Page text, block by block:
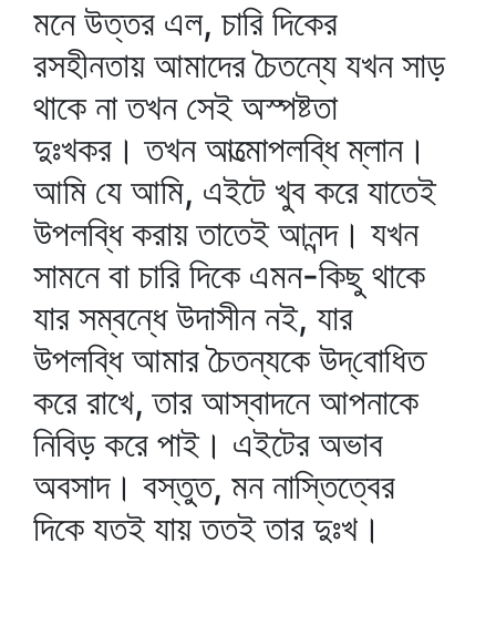
মনে উত্তর এল, চারি দিকের
রসহীনতায় আমাদের চৈতন্যে যখন সাড়
থাকে না তখন সেই অস্পষ্টতা
দুঃখকর। তখন আত্মোপলব্ধি ম্লান।
আমি যে আমি, এইটে খুব করে যাতেই
উপলব্ধি করায় তাতেই আনন্দ। যখন
সামনে বা চারি দিকে এমন-কিছু থাকে
যার সম্বন্ধে উদাসীন নই, যার
উপলব্ধি আমার চৈতন্যকে উদ্‌বোধিত
করে রাখে, তার আস্বাদনে আপনাকে
নিবিড় করে পাই। এইটের অভাব
অবসাদ। বস্তুত, মন নাস্তিত্বের
দিকে যতই যায় ততই তার দুঃখ।